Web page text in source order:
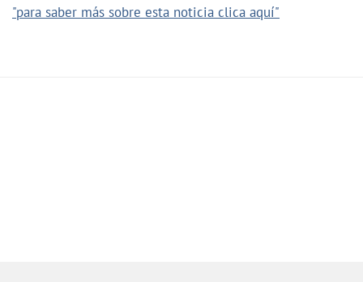
"para saber más sobre esta noticia clica aquí"